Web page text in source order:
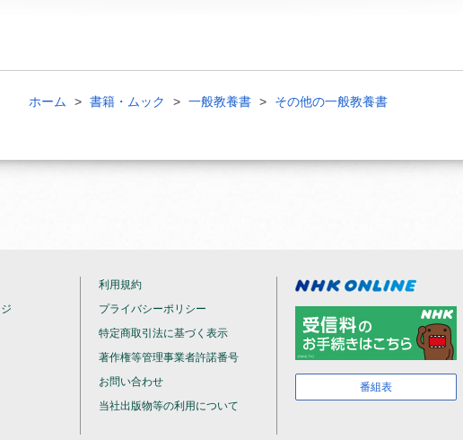
ホーム 書籍・ムック 一般教養書 その他の一般教養書
利用規約
プライバシーポリシー
特定商取引法に基づく表示
著作権等管理事業者許諾番号
お問い合わせ
当社出版物等の利用について
番組表